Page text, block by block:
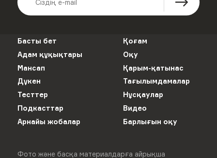
Басты бет
Қоғам
Адам құқықтары
Оқу
Мансап
Қарым-қатынас
Дүкен
Тағылымдамалар
Тесттер
Нұсқаулар
Подкасттар
Видео
Арнайы жобалар
Барлығын оқу
Фото және басқа материалдарға айрықша